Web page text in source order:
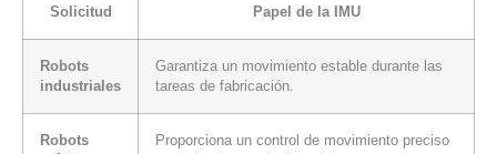
Solicitud Papel de la IMU
Robots
industriales
Garantiza un movimiento estable durante las
tareas de fabricación.
Robots
Proporciona un control de movimiento preciso